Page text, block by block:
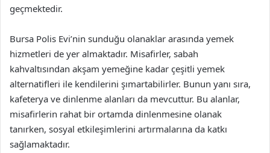
geçmektedir.
Bursa Polis Evi’nin sunduğu olanaklar arasında yemek
hizmetleri de yer almaktadır. Misafirler, sabah
kahvaltısından akşam yemeğine kadar çeşitli yemek
alternatifleri ile kendilerini şımartabilirler. Bunun yanı sıra,
kafeterya ve dinlenme alanları da mevcuttur. Bu alanlar,
misafirlerin rahat bir ortamda dinlenmesine olanak
tanırken, sosyal etkileşimlerini artırmalarına da katkı
sağlamaktadır.